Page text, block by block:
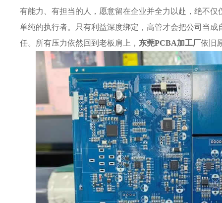
有能力、有担当的人，愿意留在企业并全力以赴，绝不
单纯的执行者。只有利益深度绑定，高管才会把公司当
任。所有压力依然回到老板肩上， 东莞PCBA加工厂依旧